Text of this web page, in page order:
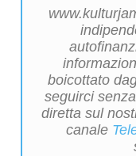
boicottato
seguirci
diretta sul
canale